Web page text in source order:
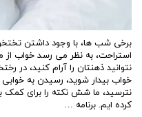
برخی شب ها، با وجود داشتن
استراحت، به نظر می رسد خواب از
نتوانید ذهنتان را آرام کنید، در
خواب بیدار شوید، رسیدن به
نترسید، ما شش نکته را برای کمک
کرده ایم. برنامه …